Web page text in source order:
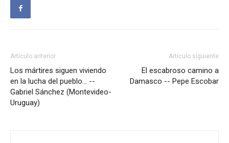
Artículo anterior
Los mártires siguen viviendo
en la lucha del pueblo… --
Gabriel Sánchez (Montevideo-
Uruguay)
Artículo siguiente
El escabroso camino a
Damasco -- Pepe Escobar